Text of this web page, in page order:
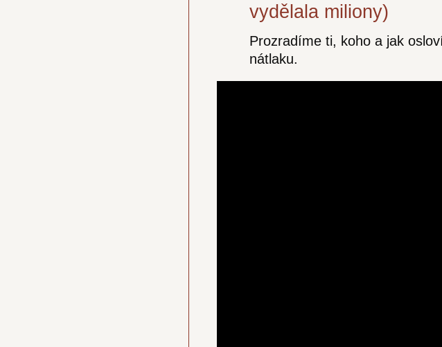
vydělala miliony)
Prozradíme ti, koho a jak
nátlaku.